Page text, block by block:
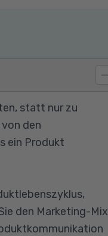
statt nur zu
den
ein Produkt
den Marketing-Mix